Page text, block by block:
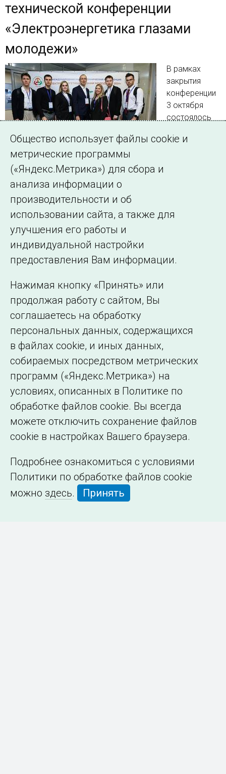
технической конференции
«Электроэнергетика глазами
молодежи»
В рамках
закрытия
конференции
3 октября
состоялось
авторов
Среди победителей и призеров – молодые специалисты
АО «СО ЕЭС», студенты опорных вузов и вузов-партнеров
Системного оператора
©2005–2026 АО «СО ЕЭС»
Филиалы и
представительства
образовательной
организации
Общество использует файлы cookie и
метрические программы
(«Яндекс.Метрика») для сбора и
анализа информации о
производительности и об
использовании сайта, а также для
улучшения его работы и
индивидуальной настройки
предоставления Вам информации.
Нажимая кнопку «Принять» или
продолжая работу с сайтом, Вы
соглашаетесь на обработку
персональных данных, содержащихся
в файлах cookie, и иных данных,
собираемых посредством метрических
программ («Яндекс.Метрика») на
условиях, описанных в Политике по
обработке файлов cookie. Вы всегда
можете отключить сохранение файлов
cookie в настройках Вашего браузера.
Подробнее ознакомиться с условиями
Политики по обработке файлов cookie
можно здесь. Принять